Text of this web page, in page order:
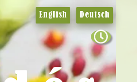
English Deutsch